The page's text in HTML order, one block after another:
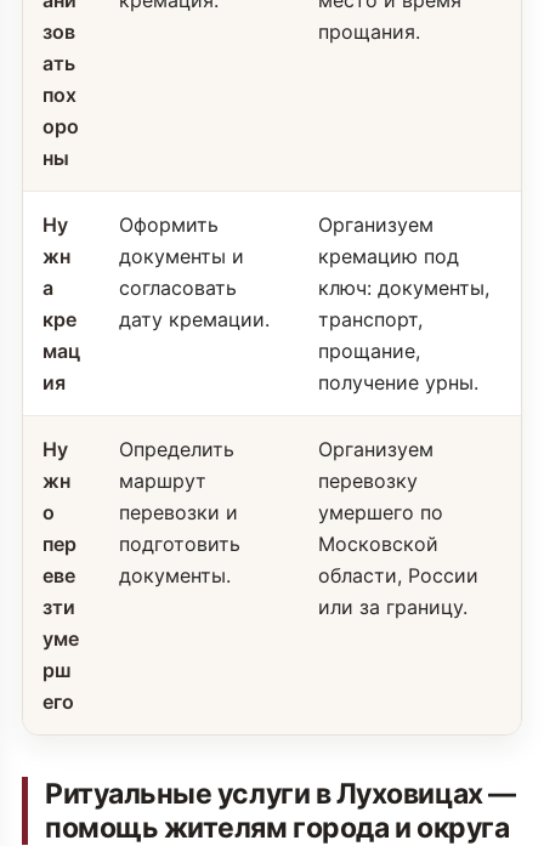
зов
ать
пох
оро
ны
прощания.
Ну
жн
а
кре
мац
ия
Оформить
документы и
согласовать
дату кремации.
Организуем
кремацию под
ключ: документы,
транспорт,
прощание,
получение урны.
Ну
жн
о
пер
еве
зти
уме
рш
его
Определить
маршрут
перевозки и
подготовить
документы.
Организуем
перевозку
умершего по
Московской
области, России
или за границу.
Ритуальные услуги в Луховицах —
помощь жителям города и округа